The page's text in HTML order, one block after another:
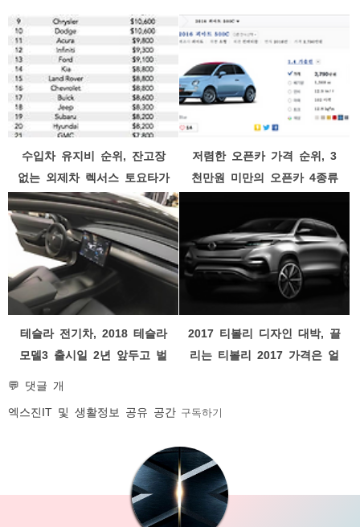
수입차 유지비 순위, 잔고장
없는 외제차 렉서스 토요타가
갑?
저렴한 오픈카 가격 순위, 3
천만원 미만의 오픈카 4종류
테슬라 전기차, 2018 테슬라
모델3 출시일 2년 앞두고 벌
2017 티볼리 디자인 대박, 끌
리는 티볼리 2017 가격은 얼
💬 댓글 개
엑스진 IT 및 생활정보 공유 공간 구독하기